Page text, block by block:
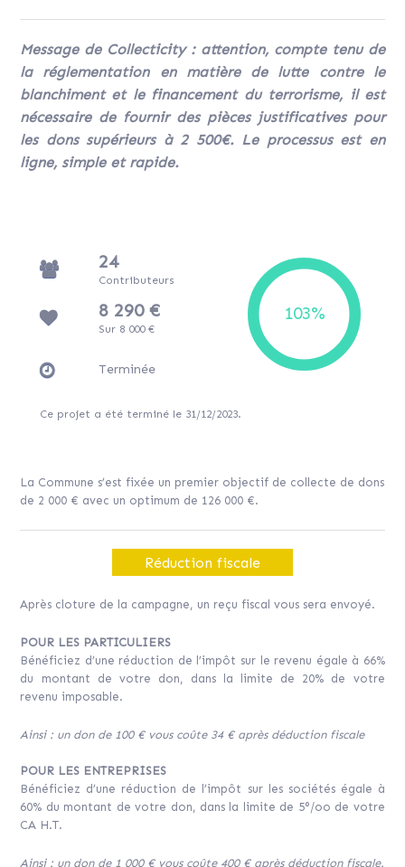
Message de Collecticity : attention, compte tenu de
la réglementation en matière de lutte contre le
blanchiment et le financement du terrorisme, il est
nécessaire de fournir des pièces justificatives pour
les dons supérieurs à 2 500€. Le processus est en
ligne, simple et rapide.
24
Contributeurs
8 290 €
Sur 8 000 €
Terminée
Ce projet a été terminé le 31/12/2023.
La Commune s’est fixée un premier objectif de collecte de dons
de 2 000 € avec un optimum de 126 000 €.
Réduction fiscale
Après cloture de la campagne, un reçu fiscal vous sera envoyé.
POUR LES PARTICULIERS
Bénéficiez d’une réduction de l’impôt sur le revenu égale à 66%
du montant de votre don, dans la limite de 20% de votre
revenu imposable.
Ainsi : un don de 100 € vous coûte 34 € après déduction fiscale
POUR LES ENTREPRISES
Bénéficiez d’une réduction de l’impôt sur les sociétés égale à
60% du montant de votre don, dans la limite de 5°/oo de votre
CA H.T.
Ainsi : un don de 1 000 € vous coûte 400 € après déduction fiscale.